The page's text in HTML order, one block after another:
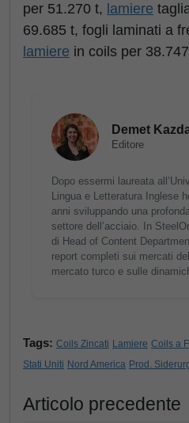
per 51.270 t, lamiere
69.685 t, fogli laminati a
lamiere in coils per
Demet
Editore
Dopo essermi laureata
Lingua e Letteratura Inglese
anni sviluppando una
settore dell’acciaio. In
di Head of Content
report completi sui mercati
mercato turco e sulle
Tags: Coils Zincati Lamiere Coils a
Stati Uniti Nord America Prod.
Articolo precedente